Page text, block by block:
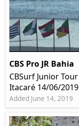
CBS Pro JR Bahia
CBSurf Junior
Itacaré 14/06/2019
Added June 14, 2019